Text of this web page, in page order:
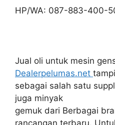
HP/WA: 087-883-400-
Jual oli untuk mesin
Dealerpelumas.net
sebagai salah satu
juga minyak
gemuk dari Berbagai
rancangan terbaru.